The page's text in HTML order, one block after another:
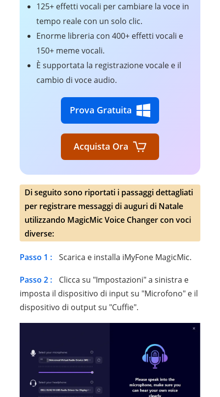
125+ effetti vocali per cambiare la voce in
tempo reale con un solo clic.
Enorme libreria con 400+ effetti vocali e
150+ meme vocali.
È supportata la registrazione vocale e il
cambio di voce audio.
Prova Gratuita
Acquista Ora
Di seguito sono riportati i passaggi dettagliati
per registrare messaggi di auguri di Natale
utilizzando MagicMic Voice Changer con voci
diverse:
Passo 1 : Scarica e installa iMyFone MagicMic.
Passo 2 :
Clicca su "Impostazioni" a sinistra e
imposta il dispositivo di input su "Microfono" e il
dispositivo di output su "Cuffie".